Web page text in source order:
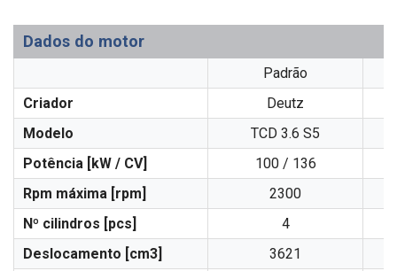
Dados do motor
Padrão
Criador
Deutz
Modelo
TCD 3.6 S5
Potência [kW / CV]
100 / 136
Rpm máxima [rpm]
2300
Nº cilindros [pcs]
4
Deslocamento [cm3]
3621